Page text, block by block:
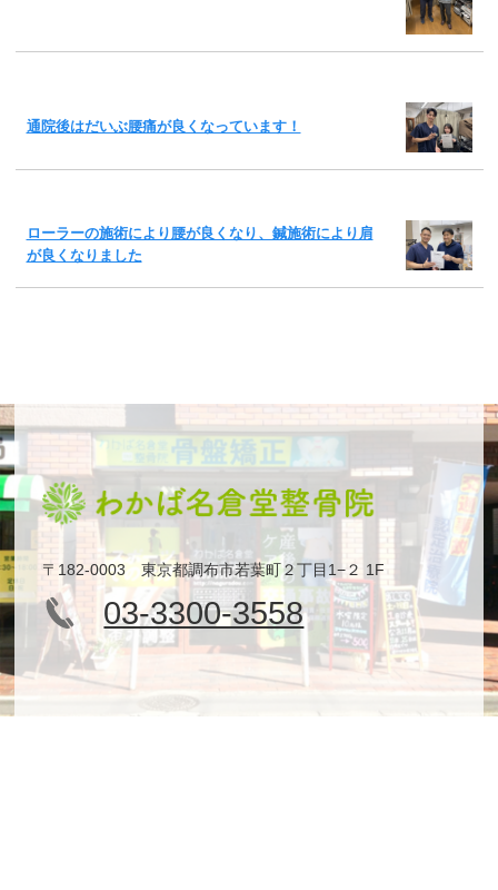
通院後はだいぶ腰痛が良くなっています！
ローラーの施術により腰が良くなり、鍼施術により肩
が良くなりました
〒182-0003 東京都調布市若葉町２丁目1−２ 1F
03-3300-3558